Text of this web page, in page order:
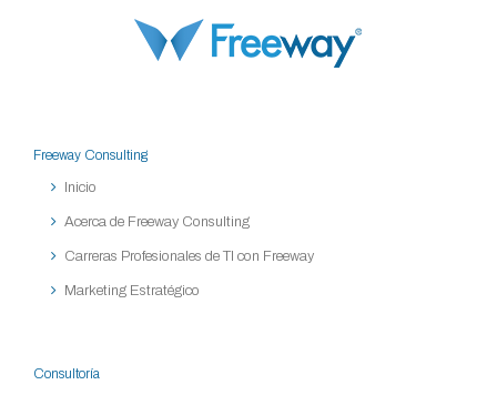
Freeway Consulting
Inicio
Acerca de Freeway Consulting
Carreras Profesionales de TI con Freeway
Marketing Estratégico
Consultoría